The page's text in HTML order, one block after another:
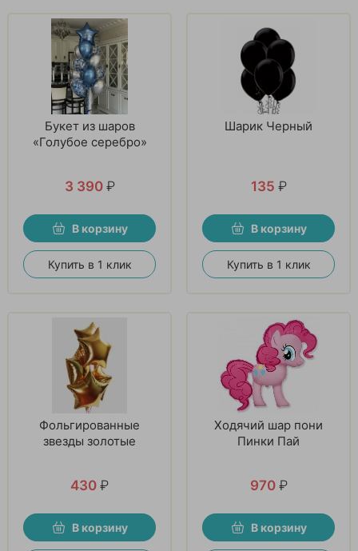
Букет из шаров
«Голубое серебро»
3 390 ₽
В корзину
Купить в 1 клик
Шарик Черный
135 ₽
В корзину
Купить в 1 клик
Фольгированные
звезды золотые
430 ₽
В корзину
Ходячий шар пони
Пинки Пай
970 ₽
В корзину